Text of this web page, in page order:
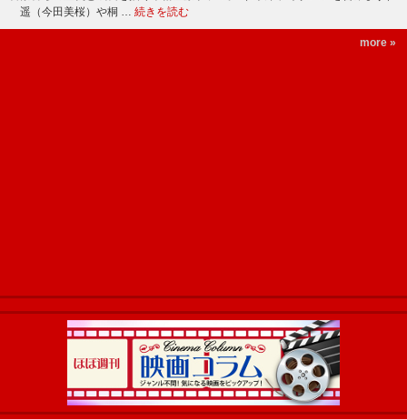
遥（今田美桜）や桐 … 続きを読む
more »